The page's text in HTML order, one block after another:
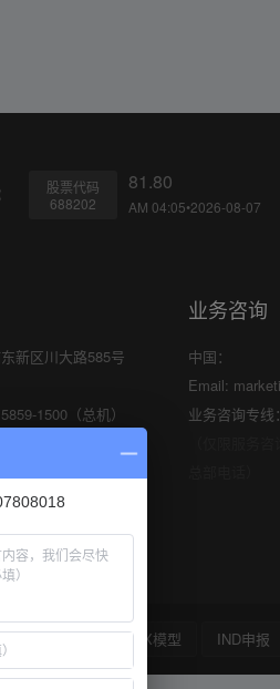
股票代码
688202
81.80
AM 04:05•2026-08-07
新区川大路585号
1500（总机）
6369
业务咨询
中国：
Email:
业务咨询专线
溶瘤病毒 PDX模型 IND申报